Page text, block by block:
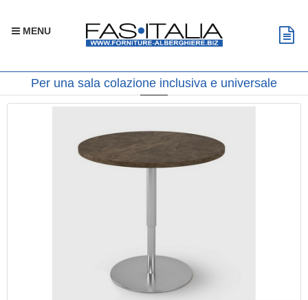
MENU
Per una sala colazione inclusiva e universale